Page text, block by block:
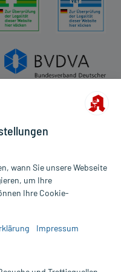
Versandkosten
ausschließlich für
einen Arzt. Bitte
Diese Webseite benutzt
wann Sie unsere Webseite
um Ihre
Ihre Cookie-
Impressum